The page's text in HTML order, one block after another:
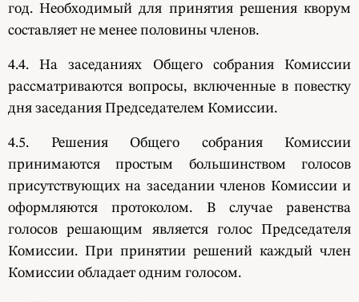
год. Необходимый для принятия решения кворум
составляет не менее половины членов.
4.4. На заседаниях Общего собрания Комиссии
рассматриваются вопросы, включенные в повестку
дня заседания Председателем Комиссии.
4.5. Решения Общего собрания Комиссии
принимаются простым большинством голосов
присутствующих на заседании членов Комиссии и
оформляются протоколом. В случае равенства
голосов решающим является голос Председателя
Комиссии. При принятии решений каждый член
Комиссии обладает одним голосом.